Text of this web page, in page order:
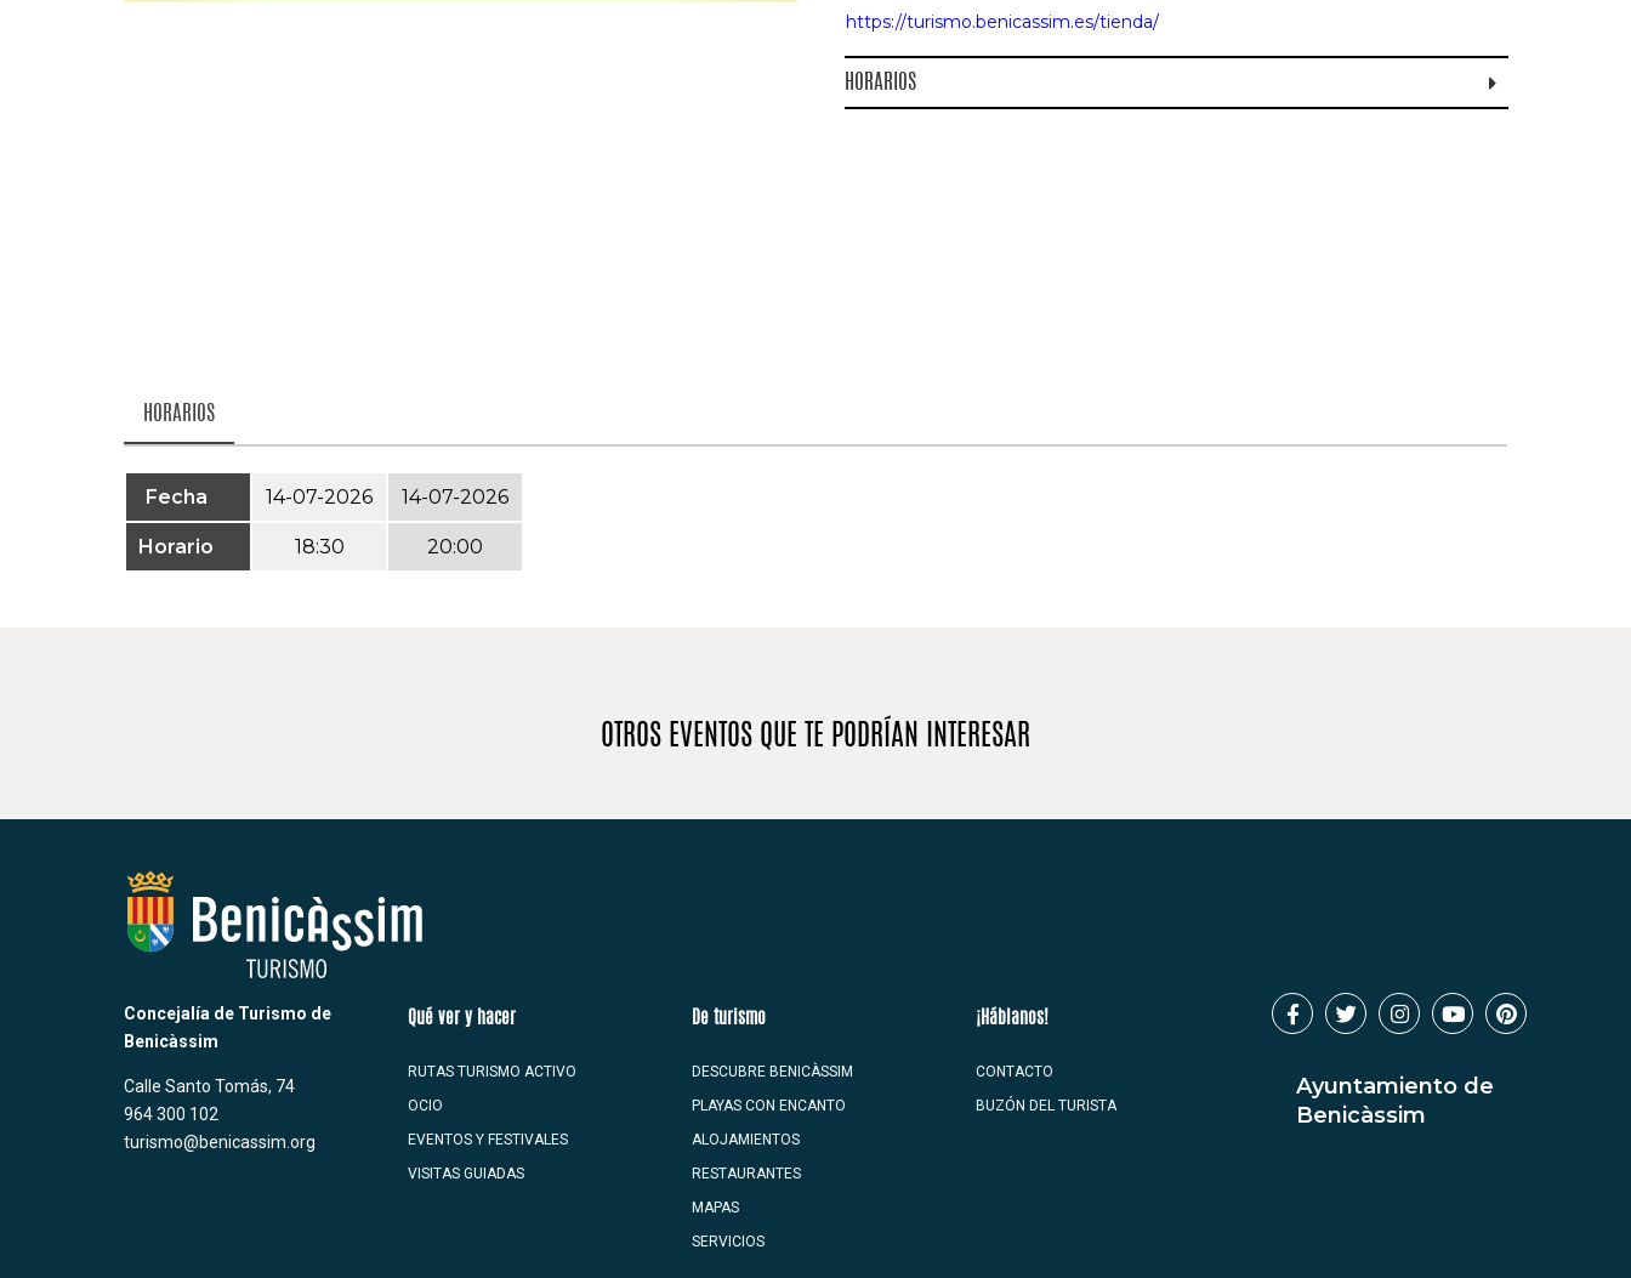
https://turismo.benicassim.es/tienda/
HORARIOS
HORARIOS
Fecha 14-07-2026 14-07-2026
Horario 18:30 20:00
OTROS EVENTOS QUE TE PODRÍAN INTERESAR
Concejalía de Turismo de
Benicàssim
Calle Santo Tomás, 74
964 300 102
turismo@benicassim.org
Qué ver y hacer
RUTAS TURISMO ACTIVO
OCIO
EVENTOS Y FESTIVALES
VISITAS GUIADAS
De turismo
DESCUBRE BENICÀSSIM
PLAYAS CON ENCANTO
ALOJAMIENTOS
RESTAURANTES
MAPAS
SERVICIOS
¡Háblanos!
CONTACTO
BUZÓN DEL TURISTA
Ayuntamiento de
Benicàssim